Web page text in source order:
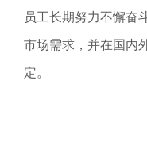
员工长期努力不懈奋
市场需求，并在国内
定。